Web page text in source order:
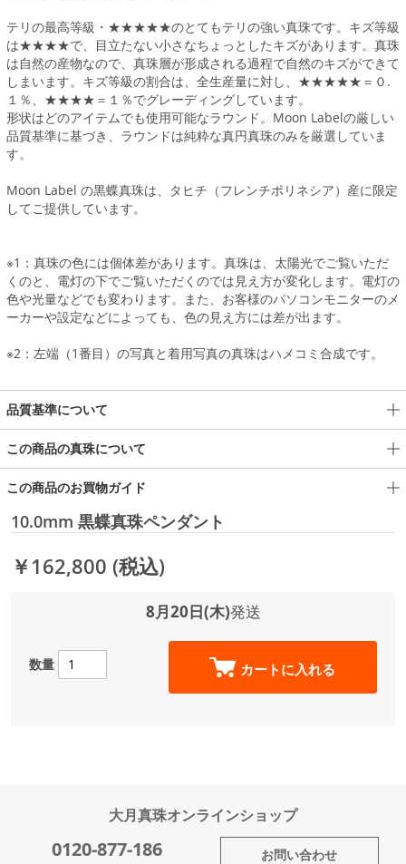
テリの最高等級・★★★★★のとてもテリの強い真珠です。キズ等級
は★★★★で、目立たない小さなちょっとしたキズがあります。真珠
は自然の産物なので、真珠層が形成される過程で自然のキズができて
しまいます。キズ等級の割合は、全生産量に対し、★★★★★＝０.
１％、★★★★＝１％でグレーディングしています。
形状はどのアイテムでも使用可能なラウンド。Moon Labelの厳しい
品質基準に基づき、ラウンドは純粋な真円真珠のみを厳選していま
す。
Moon Label の黒蝶真珠は、タヒチ（フレンチポリネシア）産に限定
してご提供しています。
※1：真珠の色には個体差があります。真珠は、太陽光でご覧いただ
くのと、電灯の下でご覧いただくのでは見え方が変化します。電灯の
色や光量などでも変わります。また、お客様のパソコンモニターのメ
ーカーや設定などによっても、色の見え方には差が出ます。
※2：左端（1番目）の写真と着用写真の真珠はハメコミ合成です。
品質基準について
この商品の真珠について
この商品のお買物ガイド
10.0mm 黒蝶真珠ペンダント
￥162,800 (税込)
8月20日(木)発送
数量 カートに入れる
大月真珠オンラインショップ
0120-877-186 お問い合わせ